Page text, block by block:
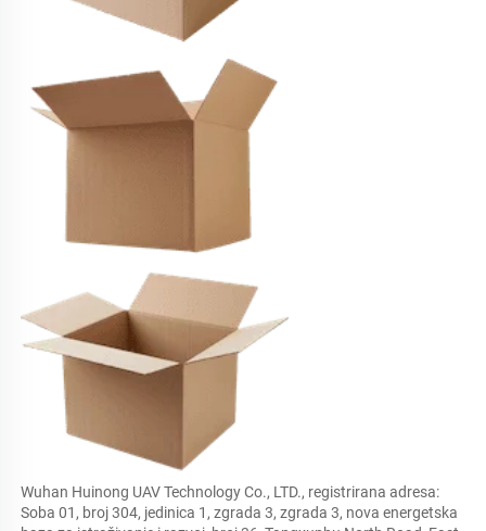
Wuhan Huinong UAV Technology Co., LTD., registrirana adresa:
Soba 01, broj 304, jedinica 1, zgrada 3, zgrada 3, nova energetska